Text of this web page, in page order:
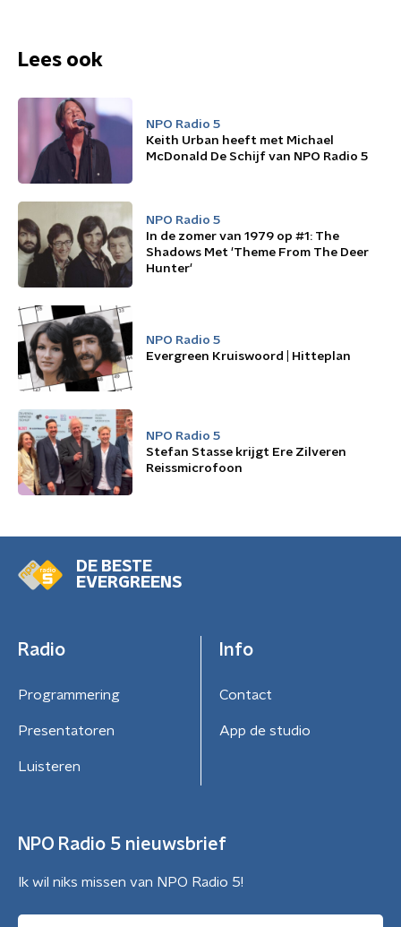
Lees ook
NPO Radio 5
Keith Urban heeft met Michael
McDonald De Schijf van NPO Radio 5
NPO Radio 5
In de zomer van 1979 op #1: The
Shadows Met 'Theme From The Deer
Hunter'
NPO Radio 5
Evergreen Kruiswoord | Hitteplan
NPO Radio 5
Stefan Stasse krijgt Ere Zilveren
Reissmicrofoon
DE BESTE
EVERGREENS
Radio
Programmering
Presentatoren
Luisteren
Info
Contact
App de studio
NPO Radio 5 nieuwsbrief
Ik wil niks missen van NPO Radio 5!